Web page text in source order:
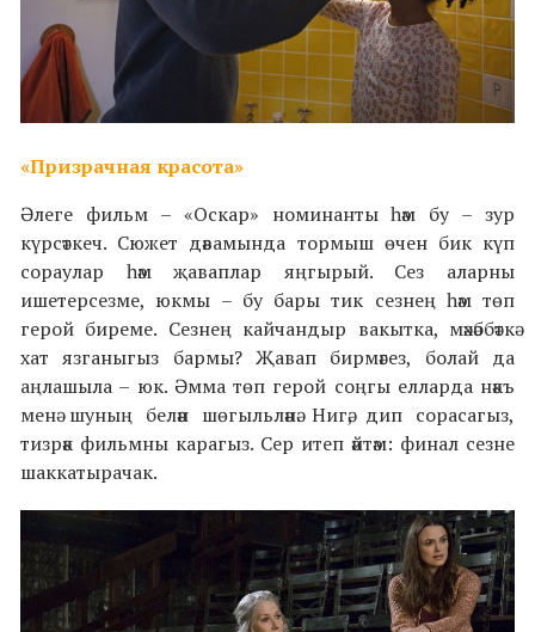
«Призрачная красота»
Әлеге фильм – «Оскар» номинанты һәм бу – зур
күрсәткеч. Сюжет дәвамында тормыш өчен бик күп
сораулар һәм җаваплар яңгырый. Сез аларны
ишетерсезме, юкмы – бу бары тик сезнең һәм төп
герой биреме. Сезнең кайчандыр вакытка, мәхәббәткә
хат язганыгыз бармы? Җавап бирмәгез, болай да
аңлашыла – юк. Әмма төп герой соңгы елларда нәкъ
менә шуның белән шөгыльләнә. Нигә, дип сорасагыз,
тизрәк фильмны карагыз. Сер итеп әйтәм: финал сезне
шаккатырачак.